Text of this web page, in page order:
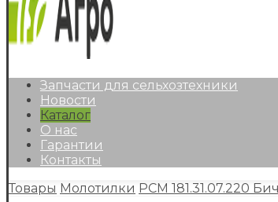
Запчасти для сельхозтехники
Новости
Каталог
О нас
Гарантии
Контакты
Товары Молотилки РСМ 181.31.07.220